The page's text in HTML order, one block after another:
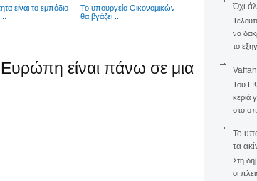
είναι το εμπόδιο
To υπουργείο Οικονομικών
θα βγάζει ...
είναι πάνω σε μια
Όχι
να
το
Του
κεριά
στο
To
τα
Στη
οι